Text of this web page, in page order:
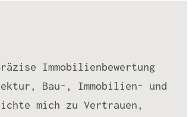
Immobilienbewertung
Bau-, Immobilien- und
mich zu Vertrauen,